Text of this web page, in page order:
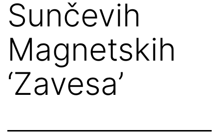
Sunčevih
Magnetskih
‘Zavesa’